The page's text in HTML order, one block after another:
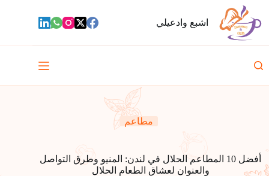
التجاوز
المحتوى
اشبع وادعيلي
مطاعم
أفضل 10 المطاعم الحلال في لندن: المنيو وطرق التواصل
والعنوان لعشاق الطعام الحلال